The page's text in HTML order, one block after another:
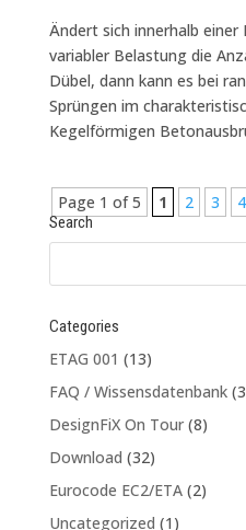
Ändert sich innerhalb einer
variabler Belastung die
Dübel, dann kann es bei
Sprüngen im
Kegelförmigen
Page 1 of 5 1 2 3 4
Search
Categories
ETAG 001 (13)
FAQ / Wissensdatenbank
DesignFiX On Tour(8)
Download (32)
Eurocode EC2/ETA(2)
Uncategorized (1)